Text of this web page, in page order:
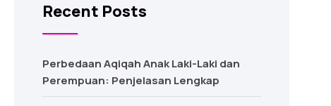
Recent Posts
Perbedaan Aqiqah Anak Laki-Laki dan
Perempuan: Penjelasan Lengkap